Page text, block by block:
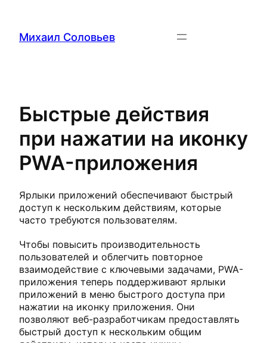
содержимому
Михаил Соловьев
Быстрые действия
при нажатии на иконку
PWA-приложения
Ярлыки приложений обеспечивают быстрый
доступ к нескольким действиям, которые
часто требуются пользователям.
Чтобы повысить производительность
пользователей и облегчить повторное
взаимодействие с ключевыми задачами, PWA-
приложения теперь поддерживают ярлыки
приложений в меню быстрого доступа при
нажатии на иконку приложения. Они
позволяют веб-разработчикам предоставлять
быстрый доступ к нескольким общим